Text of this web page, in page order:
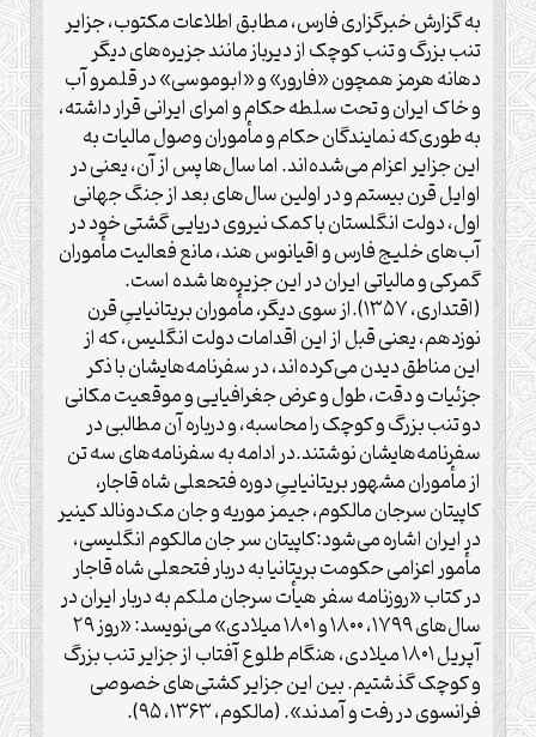
به گزارش خبرگزاری فارس، مطابق اطلاعات مکتوب، جزایر
تنب بزرگ و تنب کوچک از دیرباز مانند جزیره‌های دیگر
دهانه هرمز همچون «فارور» و «ابوموسی» در قلمرو آب
و خاک ایران و تحت سلطه حکام و امرای ایرانی قرار داشته،
به طوری‌که نمایندگان حکام و مأموران وصول مالیات به
این جزایر اعزام می‌شده‌اند. اما سال‌ها پس از آن، یعنی در
اوایل قرن بیستم و در اولین سال‌های بعد از جنگ جهانی
اول، دولت انگلستان با کمک نیروی دریایی گشتی خود در
آب‌های خلیج فارس و اقیانوس هند، مانع فعالیت مأموران
گمرکی و مالیاتی ایران در این جزیره‌ها شده است.
(اقتداری، ۱۳۵۷).از سوی دیگر، مأموران بریتانیاییِ قرن
نوزدهم، یعنی قبل از این اقدامات دولت انگلیس، که از
این مناطق دیدن می‌کرده‌اند، در سفرنامه‌هایشان با ذکر
جزئیات و دقت، طول و عرض جغرافیایی و موقعیت مکانی
دو تنب بزرگ و کوچک را محاسبه، و درباره آن مطالبی در
سفرنامه‌هایشان نوشتند.در ادامه به سفرنامه‌های سه تن
از مأموران مشهور بریتانیاییِ دوره فتحعلی شاه قاجار،
کاپیتان سرجان مالکوم، جیمز موریه و جان مک‌دونالد کینیر
در ایران اشاره می‌شود:کاپیتان سر جان مالکوم انگلیسی،
مأمور اعزامی حکومت بریتانیا به دربار فتحعلی شاه قاجار
در کتاب «روزنامه سفر هیأت سرجان ملکم به دربار ایران در
سال‌های ۱۷۹۹، ۱۸۰۰ و ۱۸۰۱ میلادی» می‌نویسد: «روز ۲۹
آپریل ۱۸۰۱ میلادی، هنگام طلوع آفتاب از جزایر تنب بزرگ
و کوچک گذشتیم. بین این جزایر کشتی‌های خصوصی
فرانسوی در رفت و آمدند». (مالکوم، ۱۳۶۳، ۹۵).